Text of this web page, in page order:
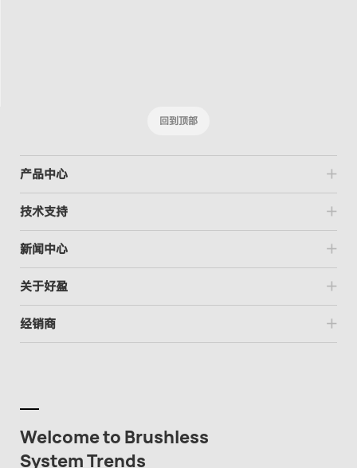
回到顶部
产品中心
技术支持
新闻中心
关于好盈
经销商
Welcome to Brushless
System Trends